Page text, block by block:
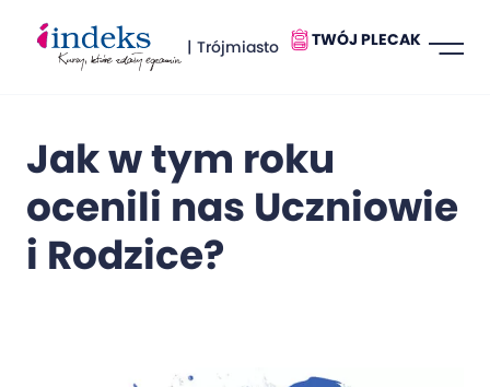
| Trójmiasto TWÓJ PLECAK
Jak w tym roku
ocenili nas Uczniowie
i Rodzice?